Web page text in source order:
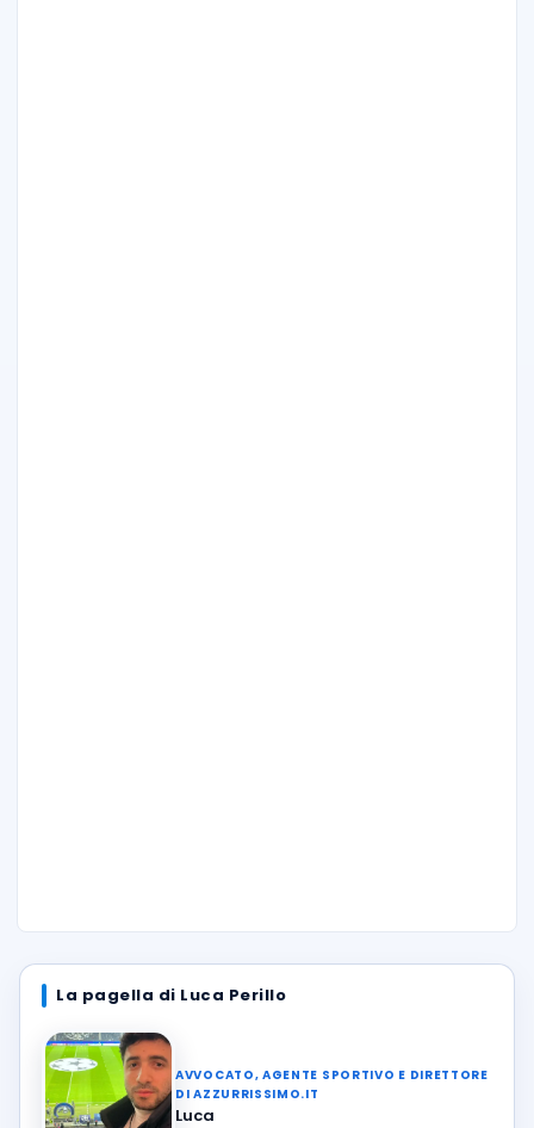
La pagella di Luca Perillo
AVVOCATO, AGENTE SPORTIVO E DIRETTORE
DI AZZURRISSIMO.IT
Luca